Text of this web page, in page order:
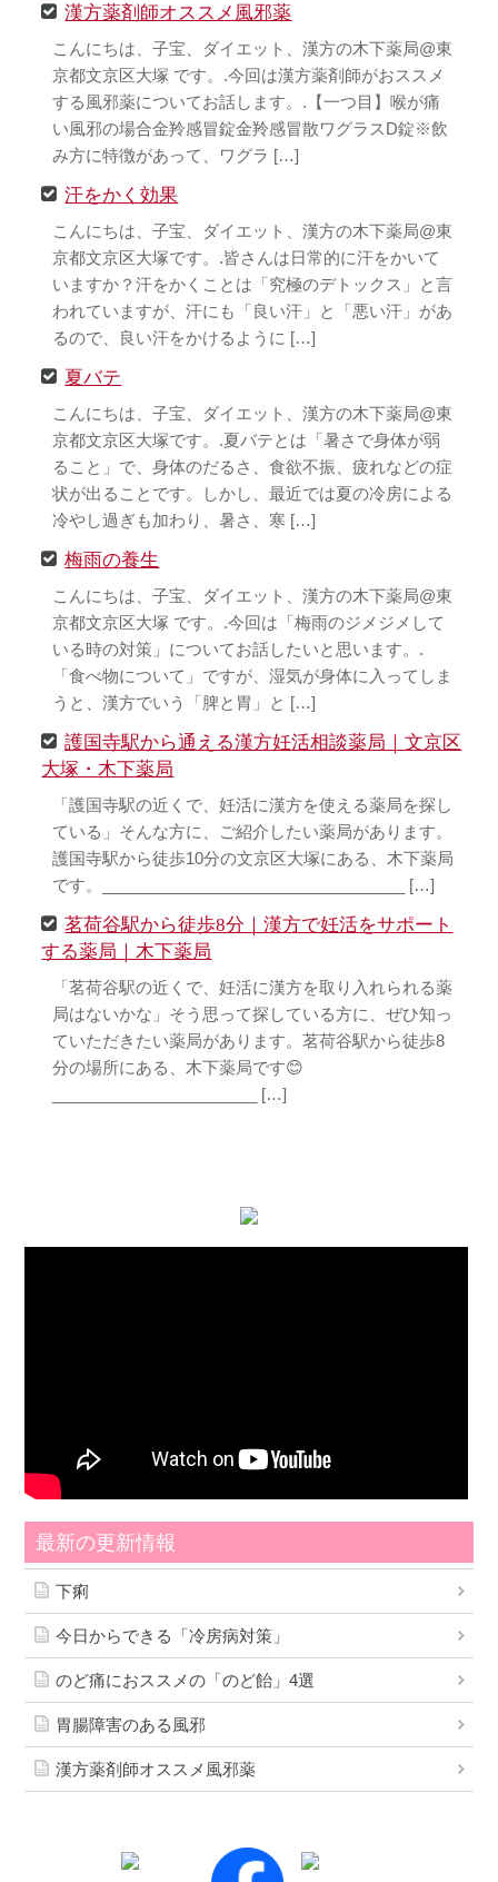
漢方薬剤師オススメ風邪薬
こんにちは、子宝、ダイエット、漢方の木下薬局@東
京都文京区大塚 です。.今回は漢方薬剤師がおススメ
する風邪薬についてお話します。.【一つ目】喉が痛
い風邪の場合金羚感冒錠金羚感冒散ワグラスD錠※飲
み方に特徴があって、ワグラ […]
汗をかく効果
こんにちは、子宝、ダイエット、漢方の木下薬局@東
京都文京区大塚です。.皆さんは日常的に汗をかいて
いますか？汗をかくことは「究極のデトックス」と言
われていますが、汗にも「良い汗」と「悪い汗」があ
るので、良い汗をかけるように […]
夏バテ
こんにちは、子宝、ダイエット、漢方の木下薬局@東
京都文京区大塚です。.夏バテとは「暑さで身体が弱
ること」で、身体のだるさ、食欲不振、疲れなどの症
状が出ることです。しかし、最近では夏の冷房による
冷やし過ぎも加わり、暑さ、寒 […]
梅雨の養生
こんにちは、子宝、ダイエット、漢方の木下薬局@東
京都文京区大塚 です。.今回は「梅雨のジメジメして
いる時の対策」についてお話したいと思います。.
「食べ物について」ですが、湿気が身体に入ってしま
うと、漢方でいう「脾と胃」と […]
護国寺駅から通える漢方妊活相談薬局｜文京区
大塚・木下薬局
「護国寺駅の近くで、妊活に漢方を使える薬局を探し
ている」そんな方に、ご紹介したい薬局があります。
護国寺駅から徒歩10分の文京区大塚にある、木下薬局
です。__________________________________ […]
茗荷谷駅から徒歩8分｜漢方で妊活をサポート
する薬局｜木下薬局
「茗荷谷駅の近くで、妊活に漢方を取り入れられる薬
局はないかな」そう思って探している方に、ぜひ知っ
ていただきたい薬局があります。茗荷谷駅から徒歩8
分の場所にある、木下薬局です😊
_______________________ […]
最新の更新情報
下痢
今日からできる「冷房病対策」
のど痛におススメの「のど飴」4選
胃腸障害のある風邪
漢方薬剤師オススメ風邪薬